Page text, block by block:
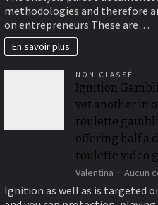
methodologies and therefore
on entrepreneurs These are…
En savoir plus
NON CLASSÉ
Ignition
yet another in
roulette
offering half a
roulette video
Valentina Aucun
Ignition as well as is targeted